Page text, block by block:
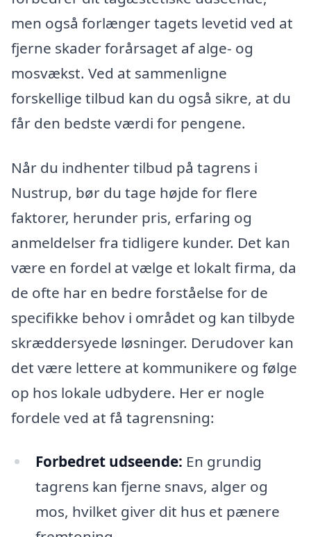
men også forlænger tagets levetid ved at
fjerne skader forårsaget af alge- og
mosvækst. Ved at sammenligne
forskellige tilbud kan du også sikre, at du
får den bedste værdi for pengene.
Når du indhenter tilbud på tagrens i
Nustrup, bør du tage højde for flere
faktorer, herunder pris, erfaring og
anmeldelser fra tidligere kunder. Det kan
være en fordel at vælge et lokalt firma, da
de ofte har en bedre forståelse for de
specifikke behov i området og kan tilbyde
skræddersyede løsninger. Derudover kan
det være lettere at kommunikere og følge
op hos lokale udbydere. Her er nogle
fordele ved at få tagrensning:
Forbedret udseende: En grundig
tagrens kan fjerne snavs, alger og
mos, hvilket giver dit hus et pænere